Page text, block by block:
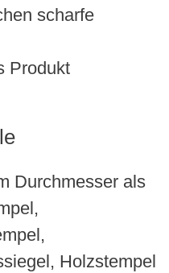
scharfe
Produkt
Durchmesser als
Holzstempel